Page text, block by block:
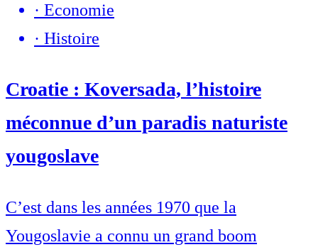
· Economie
· Histoire
Croatie : Koversada, l’histoire
méconnue d’un paradis naturiste
yougoslave
C’est dans les années 1970 que la
Yougoslavie a connu un grand boom